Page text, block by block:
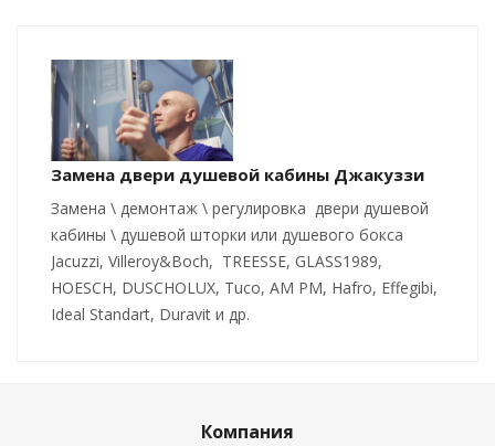
Замена двери душевой кабины Джакуззи
Замена \ демонтаж \ регулировка двери душевой
кабины \ душевой шторки или душевого бокса
Jacuzzi, Villeroy&Boch, TREESSE, GLASS1989,
HOESCH, DUSCHOLUX, Tuco, AM PM, Hafro, Effegibi,
Ideal Standart, Duravit и др.
Компания